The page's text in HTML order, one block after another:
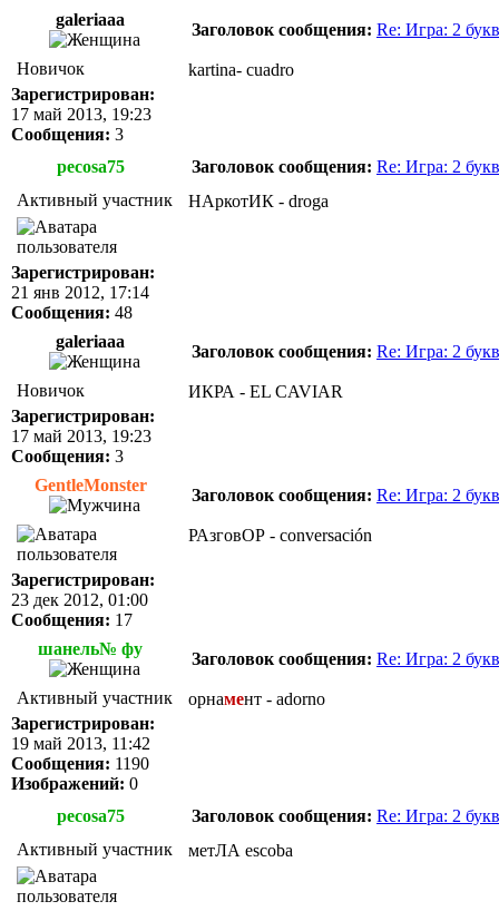
galeriaaa
Заголовок сообщения: Re: Игра: 2
Новичок
Зарегистрирован:
17 май 2013, 19:23
Сообщения: 3
kartina- cuadro
pecosa75 Заголовок сообщения: Re: Игра: 2
Активный участник
Зарегистрирован:
21 янв 2012, 17:14
Сообщения: 48
НАркотИК - droga
galeriaaa
Заголовок сообщения: Re: Игра: 2
Новичок
Зарегистрирован:
17 май 2013, 19:23
Сообщения: 3
ИКРА - EL CAVIAR
GentleMonster
Заголовок сообщения: Re: Игра: 2
Зарегистрирован:
23 дек 2012, 01:00
Сообщения: 17
РАзговОР - conversación
шанель№ фу
Заголовок сообщения: Re: Игра: 2
Активный участник
Зарегистрирован:
19 май 2013, 11:42
Сообщения: 1190
Изображений: 0
орнамент - adorno
pecosa75 Заголовок сообщения: Re: Игра: 2
Активный участник
метЛА escoba